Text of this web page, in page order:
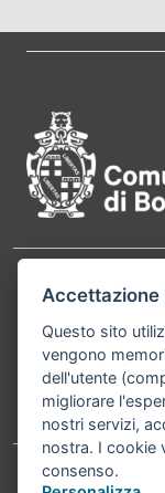
Contatti
Comune di
Bologna P.Iva
02008 02435
Telefono:
Accettazione
Questo sito
vengono
dell'utente
migliorare
nostri servizi,
nostra. I cookie
consenso.